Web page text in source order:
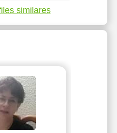
similares